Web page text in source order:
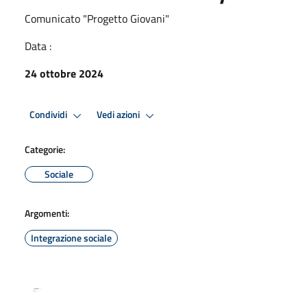
Comunicato "Progetto Giovani"
Data :
24 ottobre 2024
Condividi Vedi azioni
Categorie:
Sociale
Argomenti:
Integrazione sociale